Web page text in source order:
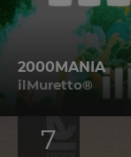
2000MANIA
ilMuretto®
7